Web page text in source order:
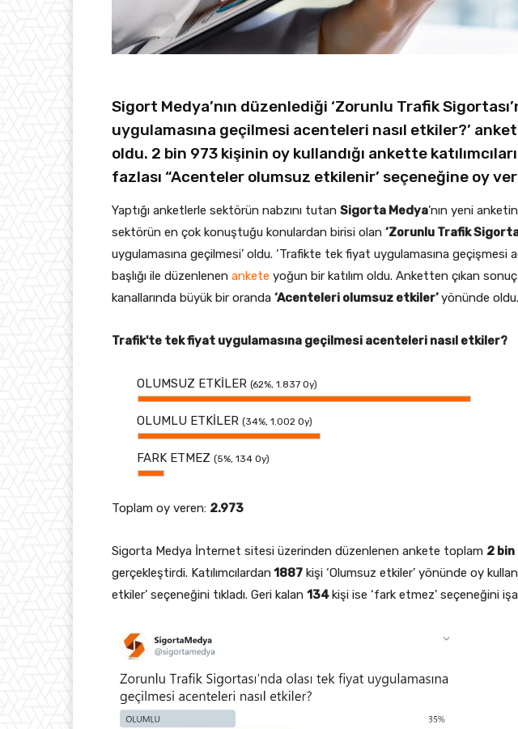
Sigort Medya’nın düzenlediği ‘Zorunlu Trafik
uygulamasına geçilmesi acenteleri nasıl etkiler?’
oldu. 2 bin 973 kişinin oy kullandığı ankette
fazlası “Acenteler olumsuz etkilenir’ seçeneğine oy
Yaptığı anketlerle sektörün nabzını tutan Sigorta Medya’nın yeni
sektörün en çok konuştuğu konulardan birisi olan ‘Zorunlu Trafik
uygulamasına geçilmesi’ oldu. ‘Trafikte tek fiyat uygulamasına geçişmesi
başlığı ile düzenlenen ankete yoğun bir katılım oldu. Anketten çıkan
kanallarında büyük bir oranda ‘Acenteleri olumsuz etkiler’yönünde oldu.
Trafik'te tek fiyat uygulamasına geçilmesi acenteleri nasıl etkiler?
OLUMSUZ ETKİLER (62%, 1.837 Oy)
OLUMLU ETKİLER (34%, 1.002 Oy)
FARK ETMEZ (5%, 134 Oy)
Toplam oy veren: 2.973
Sigorta Medya İnternet sitesi üzerinden düzenlenen ankete toplam 2
gerçekleştirdi. Katılımcılardan1887 kişi ‘Olumsuz etkiler’ yönünde oy
etkiler’ seçeneğini tıkladı. Geri kalan 134kişi ise ‘fark etmez’ seçeneğini